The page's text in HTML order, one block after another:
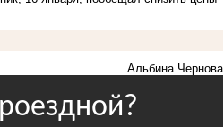
Альбина Чернова